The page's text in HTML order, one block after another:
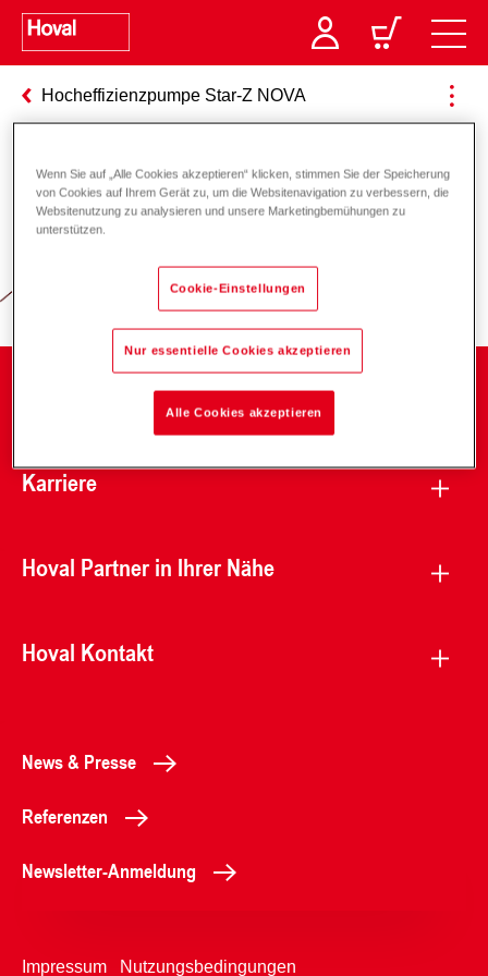
Hocheffizienzpumpe Star-Z NOVA
Verantwortung für Energie und
Karriere
Hoval Partner in Ihrer Nähe
Hoval Kontakt
News & Presse
Referenzen
Newsletter-Anmeldung
Impressum Nutzungsbedingungen
Wenn Sie auf „Alle Cookies akzeptieren“ klicken, stimmen Sie der Speicherung
von Cookies auf Ihrem Gerät zu, um die Websitenavigation zu verbessern, die
Websitenutzung zu analysieren und unsere Marketingbemühungen zu
unterstützen.
Cookie-Einstellungen
Nur essentielle Cookies akzeptieren
Alle Cookies akzeptieren